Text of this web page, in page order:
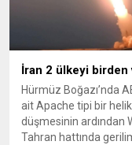
İran 2 ülkeyi birden
Hürmüz Boğazı’nda
ait Apache tipi bir
düşmesinin ardından
Tahran hattında